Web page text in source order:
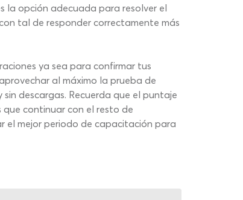
la opción adecuada para resolver el
tal de responder correctamente más
ya sea para confirmar tus
al máximo la prueba de
descargas. Recuerda que el puntaje
continuar con el resto de
el mejor periodo de capacitación para